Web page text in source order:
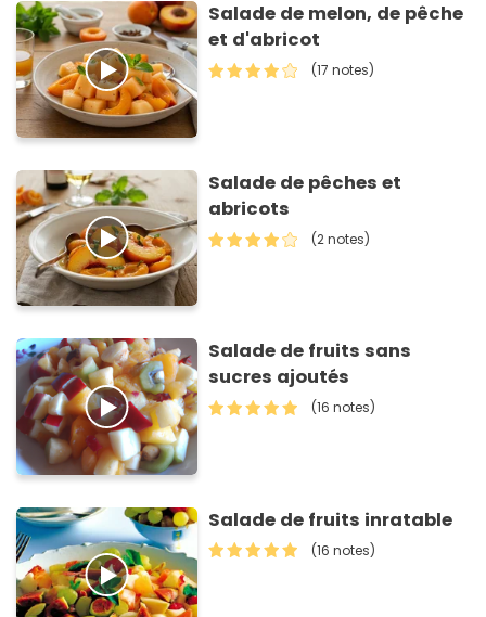
Salade de melon, de pêche
et d'abricot
(17 notes)
Salade de pêches et
abricots
(2 notes)
Salade de fruits sans
sucres ajoutés
(16 notes)
Salade de fruits inratable
(16 notes)